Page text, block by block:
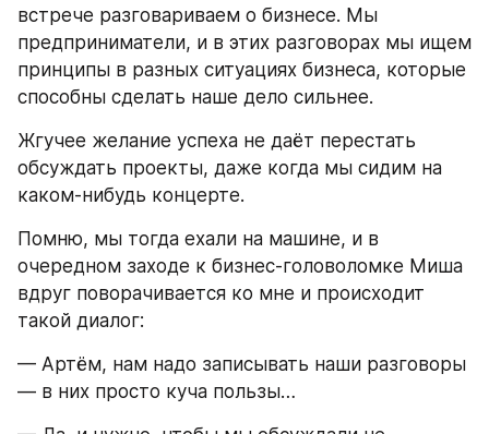
встрече разговариваем о бизнесе. Мы
предприниматели, и в этих разговорах мы ищем
принципы в разных ситуациях бизнеса, которые
способны сделать наше дело сильнее.
Жгучее желание успеха не даёт перестать
обсуждать проекты, даже когда мы сидим на
каком-нибудь концерте.
Помню, мы тогда ехали на машине, и в
очередном заходе к бизнес-головоломке Миша
вдруг поворачивается ко мне и происходит
такой диалог:
— Артём, нам надо записывать наши разговоры
— в них просто куча пользы…